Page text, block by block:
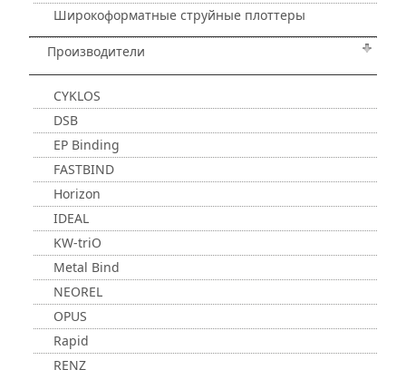
Широкоформатные струйные плоттеры
Производители
CYKLOS
DSB
EP Binding
FASTBIND
Horizon
IDEAL
KW-triO
Metal Bind
NEOREL
OPUS
Rapid
RENZ